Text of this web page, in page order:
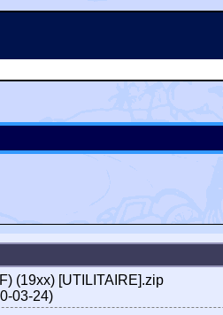
(19xx) [UTILITAIRE].zip
03-24)